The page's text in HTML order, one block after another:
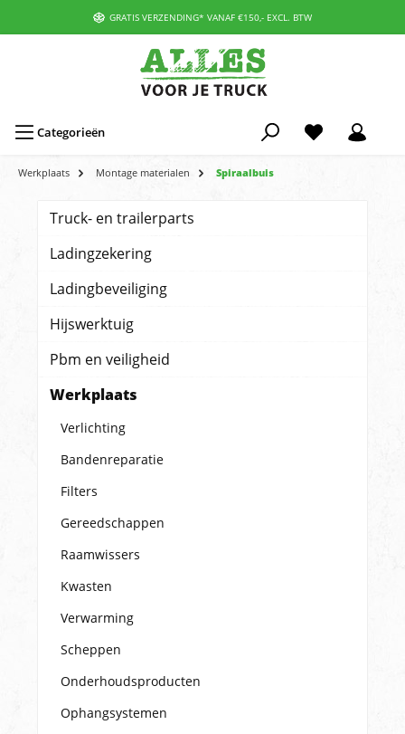
GRATIS VERZENDING* VANAF €150,- EXCL. BTW
Categorieën
Werkplaats Montage materialen Spiraalbuis
Truck- en trailerparts
Ladingzekering
Ladingbeveiliging
Hijswerktuig
Pbm en veiligheid
Werkplaats
Verlichting
Bandenreparatie
Filters
Gereedschappen
Raamwissers
Kwasten
Verwarming
Scheppen
Onderhoudsproducten
Ophangsystemen